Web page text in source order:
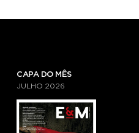
CAPA DO MÊS
JULHO 2026